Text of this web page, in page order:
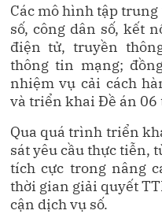
Các mô hình tập
số, công dân số, kết
điện tử, truyền
thông tin mạng;
nhiệm vụ cải cách
và triển khai Đề án 06
Qua quá trình triển
sát yêu cầu thực tiễn,
tích cực trong nâng
thời gian giải quyết
cận dịch vụ số.